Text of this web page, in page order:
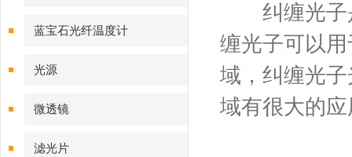
蓝宝石光纤温度计
光源
微透镜
滤光片
纠缠光子是
缠光子可以
域，纠缠光
域有很大的